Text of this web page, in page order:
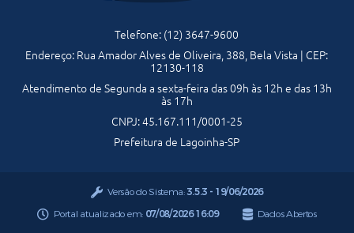
SIC
Diário Oficial
Telefone: (12) 3647-9600
Endereço: Rua Amador Alves de Oliveira, 388, Bela Vista | CEP:
12130-118
Atendimento de Segunda a sexta-feira das 09h às 12h e das 13h
às 17h
CNPJ: 45.167.111/0001-25
Prefeitura de Lagoinha-SP
Versão do Sistema:3.5.3 - 19/06/2026
Portal atualizado em: 07/08/2026 16:09 Dados Abertos